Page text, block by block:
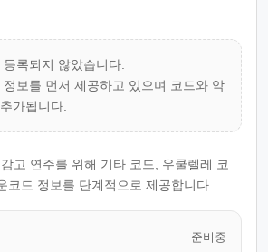
록되지 않았습니다.
보를 먼저 제공하고 있으며 코드와 악
가됩니다.
고 연주를 위해 기타 코드, 우쿨렐레 코
코드 정보를 단계적으로 제공합니다.
준비중